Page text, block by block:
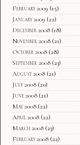
February 2009 (15)
January 2009 (22)
December 2008 (18)
November 2008 (21)
October 2008 (28)
September 2008 (23)
August 2008 (21)
July 2008 (20)
June 2008 (21)
May 2008 (22)
April 2008 (22)
March 2008 (23)
February 2008 (22)